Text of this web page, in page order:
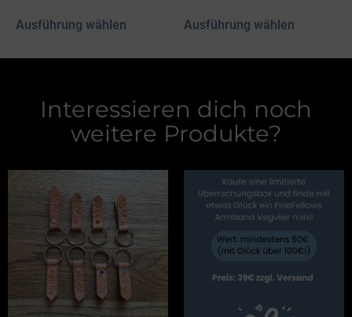
Ausführung wählen Ausführung wählen
Interessieren dich noch
weitere Produkte?